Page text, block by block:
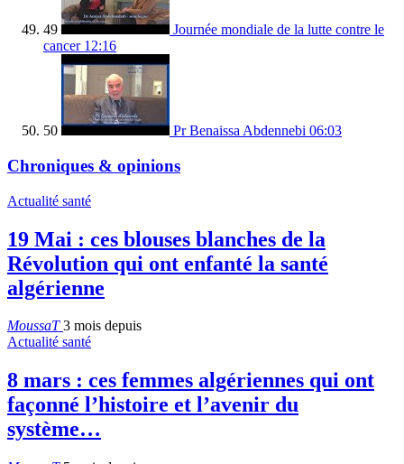
49
Journée mondiale de la lutte contre le
cancer 12:16
50 Pr Benaissa Abdennebi 06:03
Chroniques & opinions
Actualité santé
19 Mai : ces blouses blanches de la
Révolution qui ont enfanté la santé
algérienne
MoussaT3 mois depuis
Actualité santé
8 mars : ces femmes algériennes qui ont
façonné l’histoire et l’avenir du
système…